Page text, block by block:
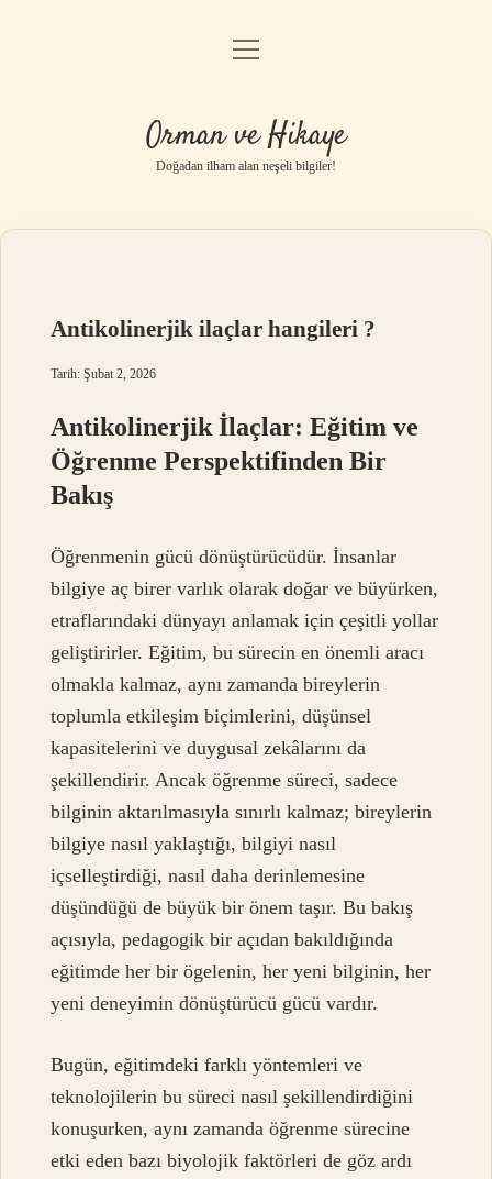
Anasayfa
Yasal Uyarı
menüyü
Orman ve Hikaye
Doğadan ilham alan neşeli bilgiler!
Antikolinerjik ilaçlar hangileri ?
Tarih: Şubat 2, 2026
Antikolinerjik İlaçlar: Eğitim ve
Öğrenme Perspektifinden Bir
Bakış
Öğrenmenin gücü dönüştürücüdür. İnsanlar
bilgiye aç birer varlık olarak doğar ve büyürken,
etraflarındaki dünyayı anlamak için çeşitli yollar
geliştirirler. Eğitim, bu sürecin en önemli aracı
olmakla kalmaz, aynı zamanda bireylerin
toplumla etkileşim biçimlerini, düşünsel
kapasitelerini ve duygusal zekâlarını da
şekillendirir. Ancak öğrenme süreci, sadece
bilginin aktarılmasıyla sınırlı kalmaz; bireylerin
bilgiye nasıl yaklaştığı, bilgiyi nasıl
içselleştirdiği, nasıl daha derinlemesine
düşündüğü de büyük bir önem taşır. Bu bakış
açısıyla, pedagogik bir açıdan bakıldığında
eğitimde her bir ögelenin, her yeni bilginin, her
yeni deneyimin dönüştürücü gücü vardır.
Bugün, eğitimdeki farklı yöntemleri ve
teknolojilerin bu süreci nasıl şekillendirdiğini
konuşurken, aynı zamanda öğrenme sürecine
etki eden bazı biyolojik faktörleri de göz ardı